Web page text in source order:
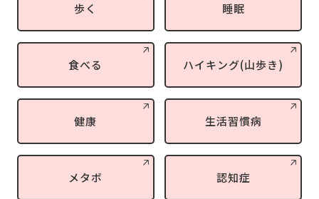
歩く 睡眠
食べる ハイキング(山歩き)
健康 生活習慣病
メタボ 認知症